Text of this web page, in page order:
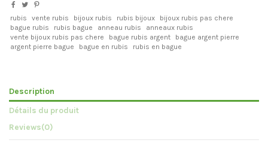
rubis vente rubis bijoux rubis rubis bijoux
bijoux rubis pas chere
bague rubis
rubis bague anneau rubis
anneaux rubis
vente bijoux rubis pas chere
bague rubis argent
bague argent pierre
argent pierre bague
bague en rubis rubis en bague
Description
Détails du produit
Reviews(0)